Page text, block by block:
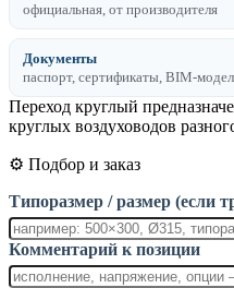
официальная, от производителя
Документы
паспорт, сертификаты, BIM-
Переход круглый
круглых воздуховодов
⚙️ Подбор и заказ
Типоразмер / размер (если
Комментарий к позиции